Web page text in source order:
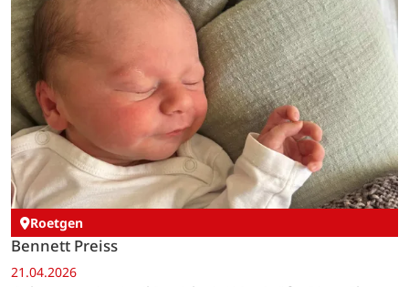
Roetgen
Bennett Preiss
21.04.2026